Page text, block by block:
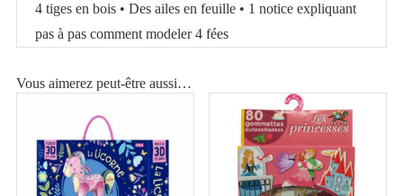
4 tiges en bois • Des ailes en feuille • 1 notice expliquant
pas à pas comment modeler 4 fées
Vous aimerez peut-être aussi…